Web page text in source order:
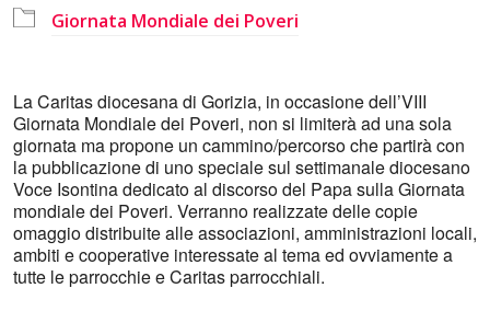
Giornata Mondiale dei Poveri
La Caritas diocesana di Gorizia, in occasione dell’VIII
Giornata Mondiale dei Poveri, non si limiterà ad una sola
giornata ma propone un cammino/percorso che partirà con
la pubblicazione di uno speciale sul settimanale diocesano
Voce Isontina dedicato al discorso del Papa sulla Giornata
mondiale dei Poveri. Verranno realizzate delle copie
omaggio distribuite alle associazioni, amministrazioni locali,
ambiti e cooperative interessate al tema ed ovviamente a
tutte le parrocchie e Caritas parrocchiali.